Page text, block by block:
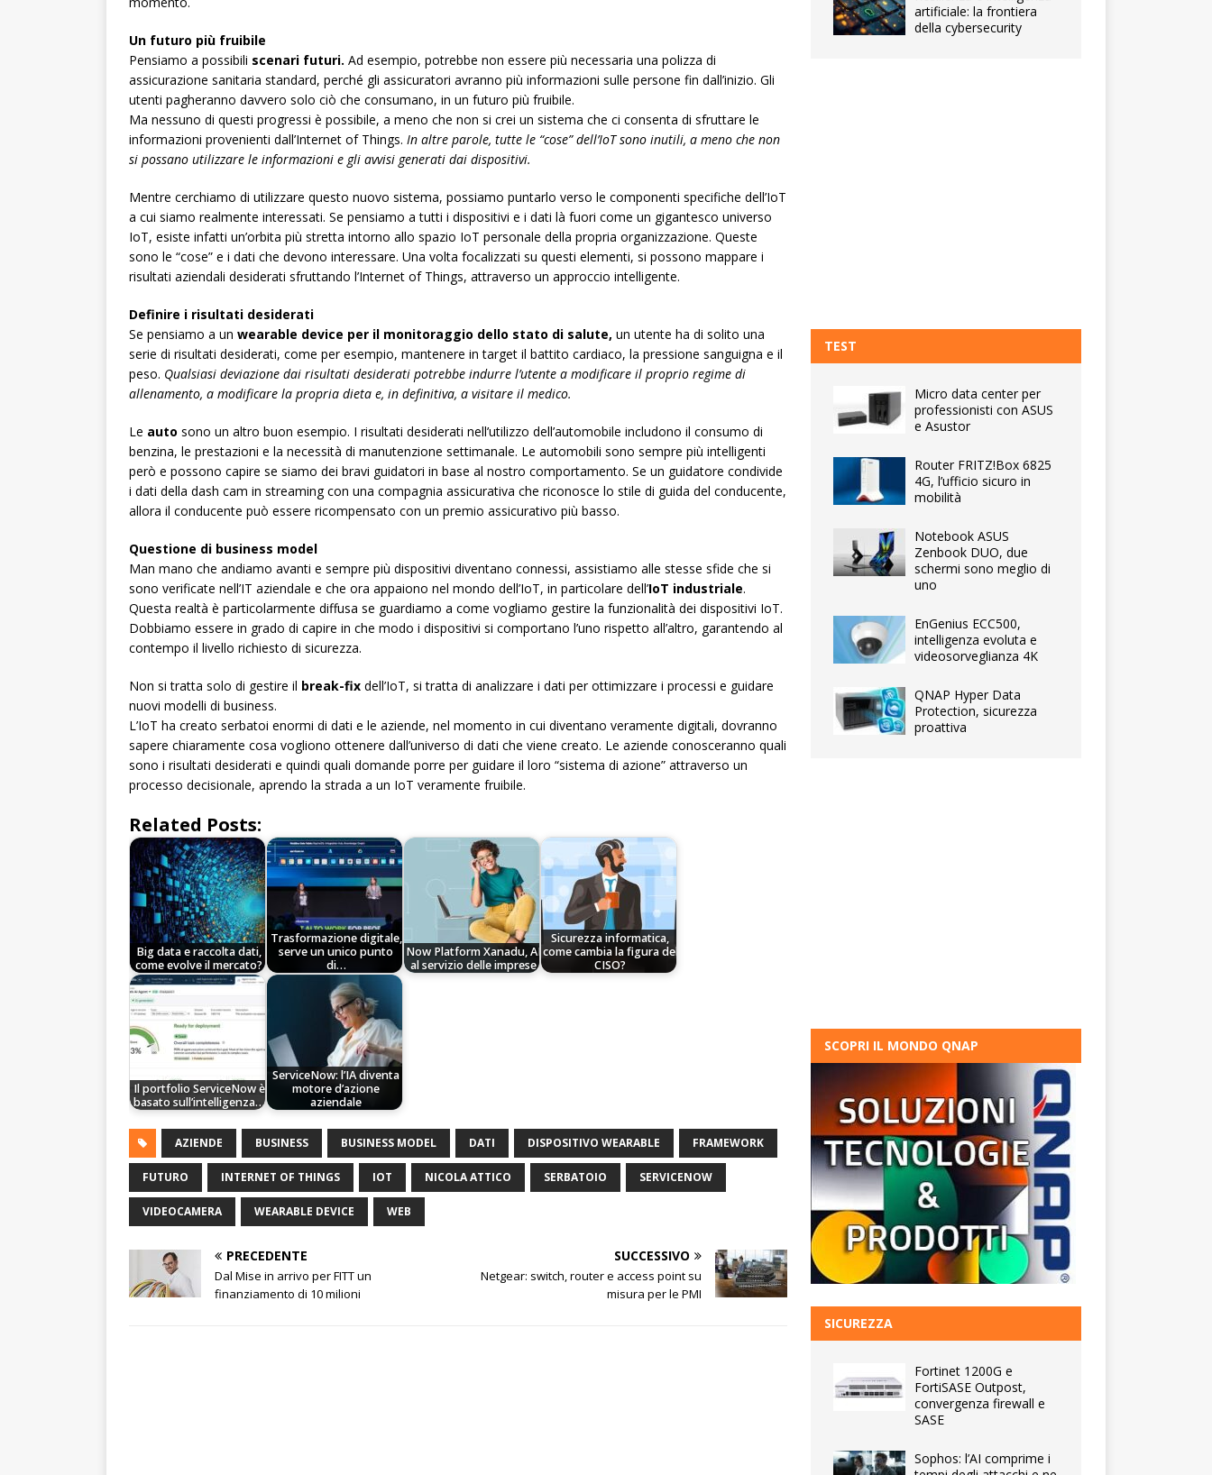
Un futuro più fruibile
Pensiamo a possibili scenari futuri. Ad esempio, potrebbe non essere più necessaria una polizza di
assicurazione sanitaria standard, perché gli assicuratori avranno più informazioni sulle persone fin dall’inizio. Gli
utenti pagheranno davvero solo ciò che consumano, in un futuro più fruibile.
Ma nessuno di questi progressi è possibile, a meno che non si crei un sistema che ci consenta di sfruttare le
informazioni provenienti dall’Internet of Things. In altre parole, tutte le “cose” dell’IoT sono inutili, a meno che non
si possano utilizzare le informazioni e gli avvisi generati dai dispositivi.
Mentre cerchiamo di utilizzare questo nuovo sistema, possiamo puntarlo verso le componenti specifiche dell’IoT
a cui siamo realmente interessati. Se pensiamo a tutti i dispositivi e i dati là fuori come un gigantesco universo
IoT, esiste infatti un’orbita più stretta intorno allo spazio IoT personale della propria organizzazione. Queste
sono le “cose” e i dati che devono interessare. Una volta focalizzati su questi elementi, si possono mappare i
risultati aziendali desiderati sfruttando l’Internet of Things, attraverso un approccio intelligente.
Definire i risultati desiderati
Se pensiamo a un wearable device per il monitoraggio dello stato di salute, un utente ha di solito una
serie di risultati desiderati, come per esempio, mantenere in target il battito cardiaco, la pressione sanguigna e il
peso. Qualsiasi deviazione dai risultati desiderati potrebbe indurre l’utente a modificare il proprio regime di
allenamento, a modificare la propria dieta e, in definitiva, a visitare il medico.
Le auto sono un altro buon esempio. I risultati desiderati nell’utilizzo dell’automobile includono il consumo di
benzina, le prestazioni e la necessità di manutenzione settimanale. Le automobili sono sempre più intelligenti
però e possono capire se siamo dei bravi guidatori in base al nostro comportamento. Se un guidatore condivide
i dati della dash cam in streaming con una compagnia assicurativa che riconosce lo stile di guida del conducente,
allora il conducente può essere ricompensato con un premio assicurativo più basso.
Questione di business model
Man mano che andiamo avanti e sempre più dispositivi diventano connessi, assistiamo alle stesse sfide che si
sono verificate nell’IT aziendale e che ora appaiono nel mondo dell’IoT, in particolare dell’IoT industriale.
Questa realtà è particolarmente diffusa se guardiamo a come vogliamo gestire la funzionalità dei dispositivi IoT.
Dobbiamo essere in grado di capire in che modo i dispositivi si comportano l’uno rispetto all’altro, garantendo al
contempo il livello richiesto di sicurezza.
Non si tratta solo di gestire il break-fix dell’IoT, si tratta di analizzare i dati per ottimizzare i processi e guidare
nuovi modelli di business.
L’IoT ha creato serbatoi enormi di dati e le aziende, nel momento in cui diventano veramente digitali, dovranno
sapere chiaramente cosa vogliono ottenere dall’universo di dati che viene creato. Le aziende conosceranno quali
sono i risultati desiderati e quindi quali domande porre per guidare il loro “sistema di azione” attraverso un
processo decisionale, aprendo la strada a un IoT veramente fruibile.
Related Posts:
Big data e raccolta dati,
come evolve il mercato?
Trasformazione digitale,
serve un unico punto
di…
Now Platform Xanadu, AI
al servizio delle imprese
Sicurezza informatica,
come cambia la figura del
CISO?
Il portfolio ServiceNow è
basato sull’intelligenza…
ServiceNow: l’IA diventa
motore d’azione
aziendale
AZIENDE BUSINESS BUSINESS MODEL DATI DISPOSITIVO WEARABLE FRAMEWORK
FUTURO INTERNET OF THINGS IOT NICOLA ATTICO SERBATOIO SERVICENOW
VIDEOCAMERA WEARABLE DEVICE WEB
PRECEDENTE
Dal Mise in arrivo per FITT un
finanziamento di 10 milioni
SUCCESSIVO
Netgear: switch, router e access point su
misura per le PMI
artificiale: la frontiera
della cybersecurity
TEST
Micro data center per
professionisti con ASUS
e Asustor
Router FRITZ!Box 6825
4G, l’ufficio sicuro in
mobilità
Notebook ASUS
Zenbook DUO, due
schermi sono meglio di
uno
EnGenius ECC500,
intelligenza evoluta e
videosorveglianza 4K
QNAP Hyper Data
Protection, sicurezza
proattiva
SCOPRI IL MONDO QNAP
SICUREZZA
Fortinet 1200G e
FortiSASE Outpost,
convergenza firewall e
SASE
Sophos: l’AI comprime i